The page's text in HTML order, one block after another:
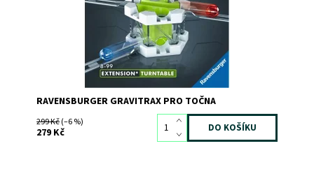
RAVENSBURGER GRAVITRAX PRO TOČNA
299 Kč(–6 %)
279 Kč